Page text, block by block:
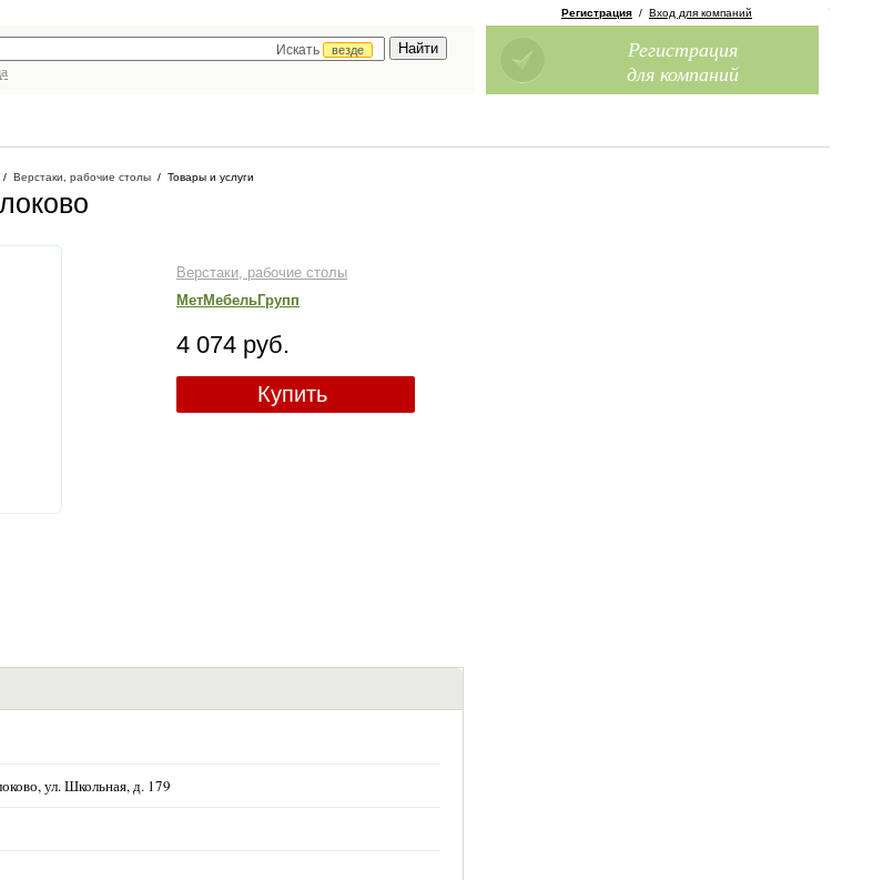
Искать
везде
Регистрация / Вход для компаний
Регистрация
для компаний
/ Верстаки, рабочие столы / Товары и услуги
Верстаки, рабочие столы
МетМебельГрупп
4 074 руб.
Купить
ул. Школьная, д. 179